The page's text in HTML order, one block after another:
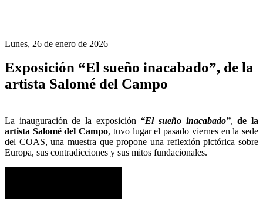
Lunes, 26 de enero de 2026
Exposición “El sueño inacabado”, de la
artista Salomé del Campo
La inauguración de la exposición “El sueño inacabado”, de la
artista Salomé del Campo, tuvo lugar el pasado viernes en la sede
del COAS, una muestra que propone una reflexión pictórica sobre
Europa, sus contradicciones y sus mitos fundacionales.